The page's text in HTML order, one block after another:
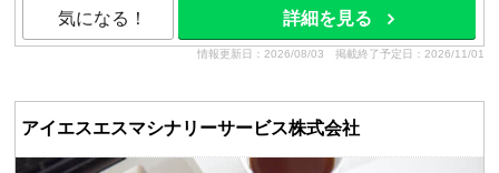
気になる！ 詳細を見る
情報更新日：2026/08/03 掲載終了予定日：2026/11/01
アイエスエスマシナリーサービス株式会社